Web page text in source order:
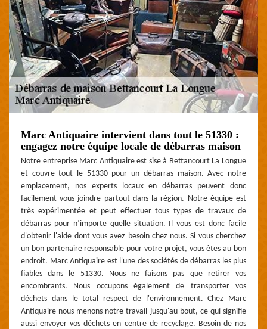
Marc Antiquaire intervient dans tout le 51330 :
engagez notre équipe locale de débarras maison
Notre entreprise Marc Antiquaire est sise à Bettancourt La Longue
et couvre tout le 51330 pour un débarras maison. Avec notre
emplacement, nos experts locaux en débarras peuvent donc
facilement vous joindre partout dans la région. Notre équipe est
très expérimentée et peut effectuer tous types de travaux de
débarras pour n’importe quelle situation. Il vous est donc facile
d'obtenir l'aide dont vous avez besoin chez nous. Si vous cherchez
un bon partenaire responsable pour votre projet, vous êtes au bon
endroit. Marc Antiquaire est l'une des sociétés de débarras les plus
fiables dans le 51330. Nous ne faisons pas que retirer vos
encombrants. Nous occupons également de transporter vos
déchets dans le total respect de l'environnement. Chez Marc
Antiquaire nous menons notre travail jusqu'au bout, ce qui signifie
aussi envoyer vos déchets en centre de recyclage. Besoin de nos